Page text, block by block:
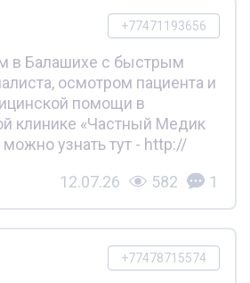
+77471193656
в Балашихе с быстрым
осмотром пациента и
помощи в
клинике «Частный Медик
узнать тут - http://
12.07.26 582 1
+77478715574